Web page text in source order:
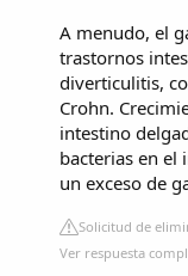
A menudo, el
trastornos
diverticulitis,
Crohn.
intestino
bacterias en el
un exceso de
Solicitud de
Ver respuesta